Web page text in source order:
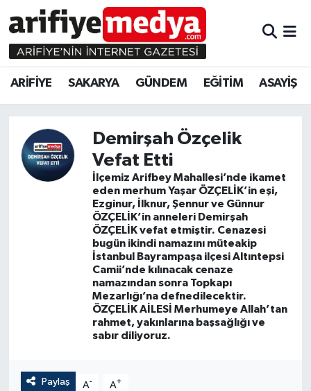
ARİFİYE SAKARYA GÜNDEM EĞİTİM ASAYİŞ
Demirşah Özçelik
Vefat Etti
İlçemiz Arifbey Mahallesi’nde ikamet
eden merhum Yaşar ÖZÇELİK’in eşi,
Ezginur, İlknur, Şennur ve Günnur
ÖZÇELİK’in anneleri Demirşah
ÖZÇELİK vefat etmiştir. Cenazesi
bugün ikindi namazını müteakip
İstanbul Bayrampaşa ilçesi Altıntepsi
Camii’nde kılınacak cenaze
namazından sonra Topkapı
Mezarlığı’na defnedilecektir.
ÖZÇELİK AİLESİ Merhumeye Allah’tan
rahmet, yakınlarına başsağlığı ve
sabır diliyoruz.
Paylaş A- A+
ARİFİYE
SAKARYA
EĞİTİM
EKONOMİ
ARİFİYE
GÜNDEM
EKONOMİ
Sakarya Hava Durumu
Sakarya Namaz Vakitleri
Süper Lig Puan Durumu ve Fikstür
Tüm Manşetler
Son Dakika Haberleri
Haber Arşivi